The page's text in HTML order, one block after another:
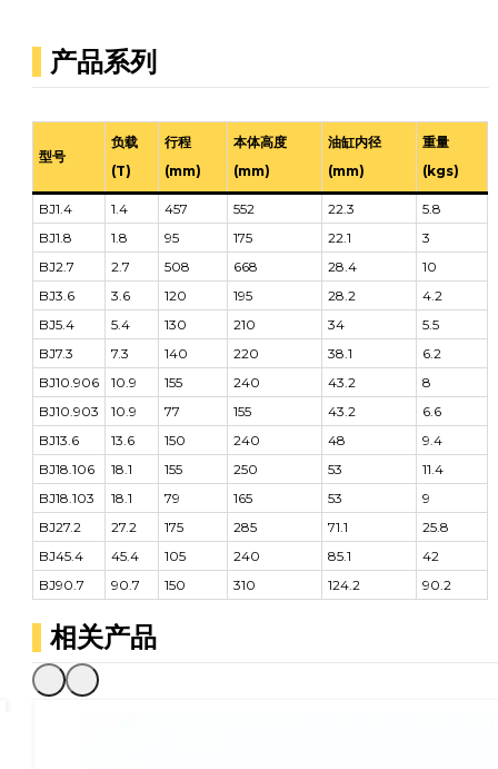
产品系列
型号
负载
(T)
行程
(mm)
本体高度
(mm)
油缸内径
(mm)
重量
(kgs)
BJ1.4 1.4 457 552 22.3
5.8
BJ1.8
1.8 95 175 22.1
3
BJ2.7
2.7 508 668 28.4
10
BJ3.6
3.6 120 195 28.2
4.2
BJ5.4
5.4 130 210 34
5.5
BJ7.3
7.3 140 220 38.1
6.2
BJ10.906
10.9 155 240 43.2
8
BJ10.903
10.9 77 155 43.2
6.6
BJ13.6
13.6 150 240 48
9.4
BJ18.106
18.1 155 250 53
11.4
BJ18.103
18.1 79 165 53
9
BJ27.2
27.2 175 285 71.1
25.8
BJ45.4
45.4 105 240 85.1
42
BJ90.7
90.7 150 310 124.2 90.2
相关产品